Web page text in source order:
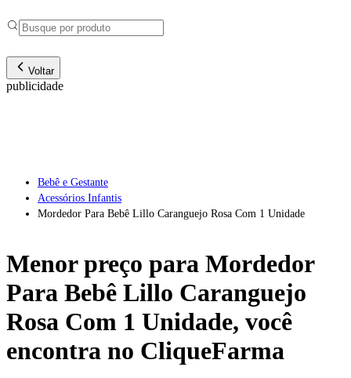
Voltar
publicidade
Bebê e Gestante
Acessórios Infantis
Mordedor Para Bebê Lillo Caranguejo Rosa Com 1 Unidade
Menor preço para Mordedor
Para Bebê Lillo Caranguejo
Rosa Com 1 Unidade, você
encontra no CliqueFarma